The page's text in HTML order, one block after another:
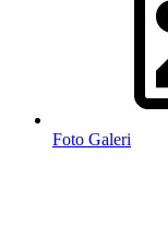
Foto Galeri